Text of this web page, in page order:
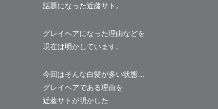
話題になった近藤サト 。
グレイヘアになった理由などを
現在は明かしています。
今回はそんな白髪が多い状態…
グレイヘアである理由を
近藤サトが明かした